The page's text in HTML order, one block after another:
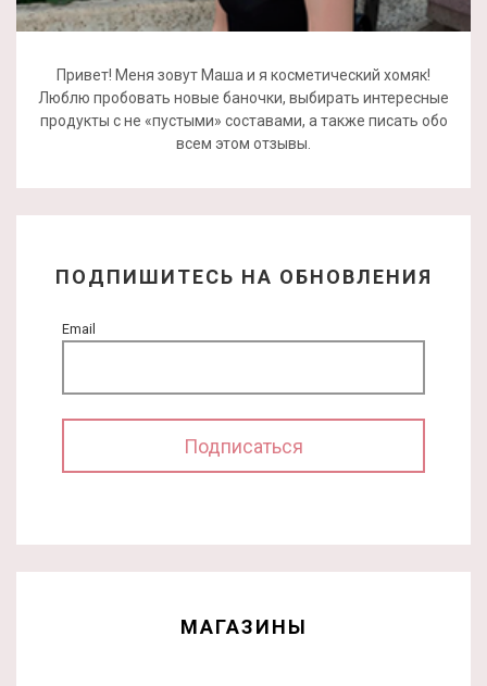
Привет! Меня зовут Маша и я косметический хомяк!
Люблю пробовать новые баночки, выбирать интересные
продукты с не «пустыми» составами, а также писать обо
всем этом отзывы.
ПОДПИШИТЕСЬ НА ОБНОВЛЕНИЯ
Email
МАГАЗИНЫ